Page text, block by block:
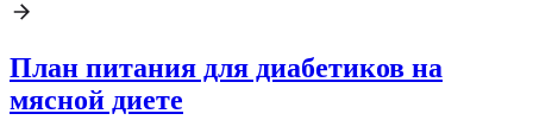
План питания для диабетиков на
мясной диете